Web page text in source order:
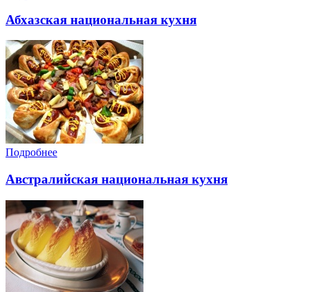
Абхазская национальная кухня
Подробнее
Австралийская национальная кухня